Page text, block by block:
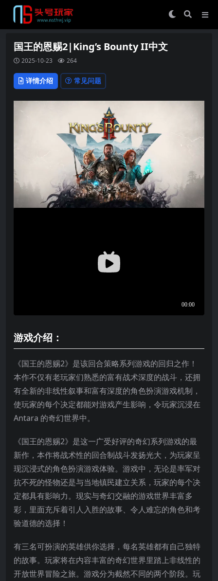
国王的恩赐2|King’s Bounty II中文
2025-10-23 264
详情介绍 常见问题
游戏介绍：
《国王的恩赐2》是该回合策略系列游戏的回归之作！
本作不仅有老玩家们熟悉的富有战术深度的战斗，还拥
有全新的非线性叙事和富有深度的角色扮演游戏机制，
使玩家的每个决定都能对游戏产生影响，令玩家沉浸在
Antara 的奇幻世界中。
《国王的恩赐2》是这一广受好评的奇幻系列游戏的最
新作，本作将战术性的回合制战斗发扬光大，为玩家呈
现沉浸式的角色扮演游戏体验。游戏中，无论是率军对
抗不死的怪物还是与当地镇民建立关系，玩家的每个决
定都具有影响力。现实与奇幻交融的游戏世界丰富多
彩，里面充斥着引人入胜的故事、令人难忘的角色和考
验道德的选择！
有三名可扮演的英雄供你选择 ，每名英雄都有自己独特
的故事。玩家将在内容丰富的奇幻世界里踏上非线性的
开放世界冒险之旅。游戏分为截然不同的两个阶段。玩